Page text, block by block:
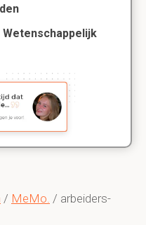
/ MeMo. / arbeiders-